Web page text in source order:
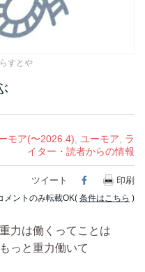
すとや
モア(〜2026.4) ユーモア
ラ
イター・読者からの情報
ツイート Facebook
印刷
メントのみ転載OK( 条件はこちら )
力は働くってことは
っと重力働いて